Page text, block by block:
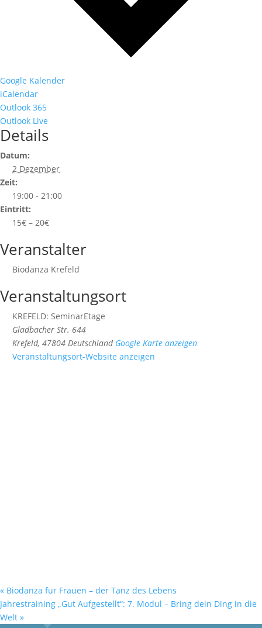
Google Kalender
iCalendar
Outlook 365
Outlook Live
Details
Datum:
2 Dezember
Zeit:
19:00 - 21:00
Eintritt:
15€ – 20€
Veranstalter
Biodanza Krefeld
Veranstaltungsort
KREFELD: SeminarEtage
Gladbacher Str. 644
Krefeld, 47804 Deutschland Google Karte anzeigen
Veranstaltungsort-Website anzeigen
« Biodanza für Frauen – der Tanz des Lebens
Jahrestraining „Gut Aufgestellt“: 7. Modul – Bring dein Ding in die
Welt »